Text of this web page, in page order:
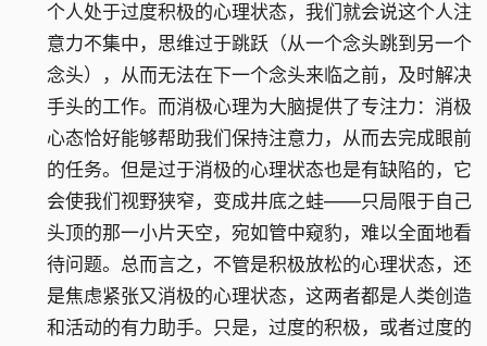
个人处于过度积极的心理状态，我们就会说这个人注
意力不集中，思维过于跳跃（从一个念头跳到另一个
念头），从而无法在下一个念头来临之前，及时解决
手头的工作。而消极心理为大脑提供了专注力：消极
心态恰好能够帮助我们保持注意力，从而去完成眼前
的任务。但是过于消极的心理状态也是有缺陷的，它
会使我们视野狭窄，变成井底之蛙——只局限于自己
头顶的那一小片天空，宛如管中窥豹，难以全面地看
待问题。总而言之，不管是积极放松的心理状态，还
是焦虑紧张又消极的心理状态，这两者都是人类创造
和活动的有力助手。只是，过度的积极，或者过度的